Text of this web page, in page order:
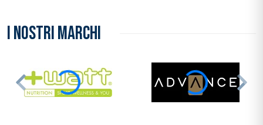
I NOSTRI MARCHI